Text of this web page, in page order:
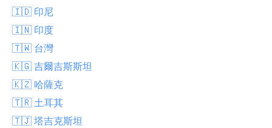
🇮🇩 印尼
🇮🇳 印度
🇹🇼 台灣
🇰🇬 吉爾吉斯斯坦
🇰🇿 哈薩克
🇹🇷 土耳其
🇹🇯 塔吉克斯坦